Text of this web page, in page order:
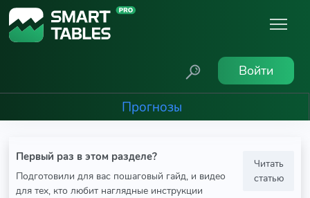
Войти
Прогнозы
Первый раз в этом разделе?
Подготовили для вас пошаговый гайд, и видео
для тех, кто любит наглядные инструкции
Читать
статью